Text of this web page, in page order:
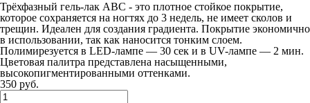
Трёхфазный гель-лак ABC - это плотное стойкое покрытие,
которое сохраняется на ногтях до 3 недель, не имеет сколов и
трещин. Идеален для создания градиента. Покрытие экономично
в использовании, так как наносится тонким слоем.
Полимирезуется в LED-лампе — 30 сек и в UV-лампе — 2 мин.
Цветовая палитра представлена насыщенными,
высокопигментированными оттенками.
350 руб.